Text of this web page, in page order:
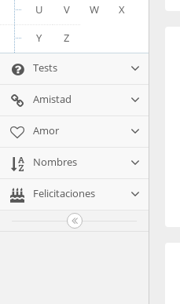
U
V W
X
Y
Z
Tests
Amistad
Amor
Nombres
Felicitaciones